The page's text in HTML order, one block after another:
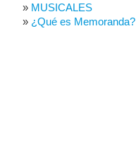
MUSICALES
¿Qué es Memoranda?